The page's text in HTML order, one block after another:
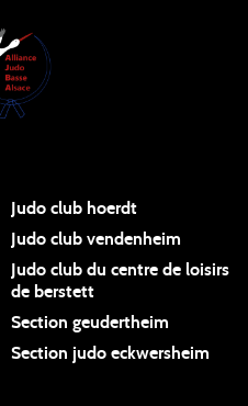
Judo club hoerdt
Judo club vendenheim
Judo club du centre de loisirs
de berstett
Section geudertheim
Section judo eckwersheim